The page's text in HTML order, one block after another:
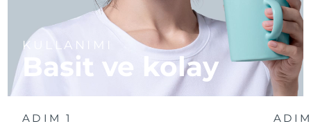
KULLANIMI
Basit ve kolay
ADIM 1